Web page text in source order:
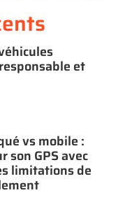
et
vs mobile :
son GPS avec
limitations de